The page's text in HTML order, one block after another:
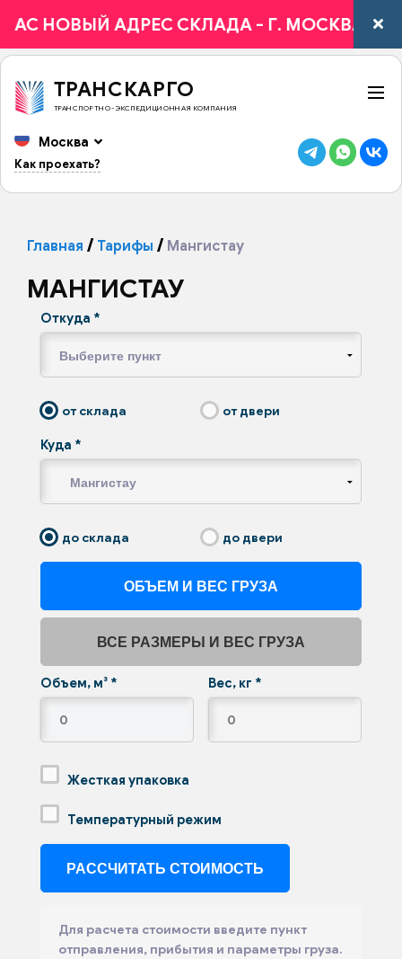
АДРЕС СКЛАДА - Г. МОСКВА, 1-Й
ТРАНСКАРГО
ТРАНСПОРТНО-ЭКСПЕДИЦИОННАЯ КОМПАНИЯ
Москва
Как проехать?
Главная Тарифы Мангистау
МАНГИСТАУ
Откуда *
от склада от двери
Куда *
до склада до двери
ОБЪЕМ И ВЕС ГРУЗА
ВСЕ РАЗМЕРЫ И ВЕС ГРУЗА
Объем, м³ * Вес, кг *
Жесткая упаковка
Температурный режим
Для расчета стоимости введите пункт
отправления, прибытия и параметры груза.